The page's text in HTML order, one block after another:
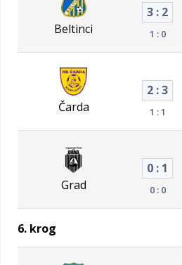
Beltinci
3 : 2
1 : 0
Čarda
2 : 3
1 : 1
Grad
0 : 1
0 : 0
6. krog